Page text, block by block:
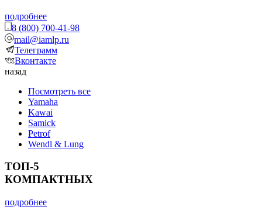
подробнее
8 (800) 700-41-98
mail@iamlp.ru
Телеграмм
Вконтакте
назад
Посмотреть все
Yamaha
Kawai
Samick
Petrof
Wendl & Lung
ТОП-5
КОМПАКТНЫХ
подробнее